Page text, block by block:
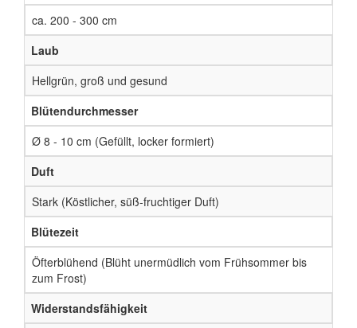
ca. 200 - 300 cm
Laub
Hellgrün, groß und gesund
Blütendurchmesser
Ø 8 - 10 cm (Gefüllt, locker formiert)
Duft
Stark (Köstlicher, süß-fruchtiger Duft)
Blütezeit
Öfterblühend (Blüht unermüdlich vom Frühsommer bis
zum Frost)
Widerstandsfähigkeit